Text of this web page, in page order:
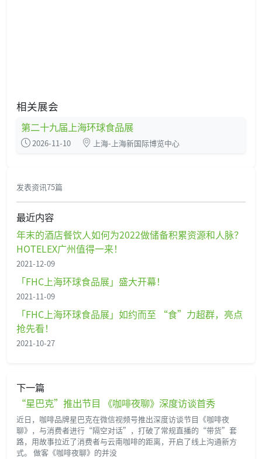
相关展会
第二十九届上海环球食品展
2026-11-10 上海-上海新国际博览中心
发表资讯75篇
最近内容
年末的酒店餐饮人如何为2022做储备积累资源和人脉？
HOTELEX广州值得一来！
2021-12-09
「FHC上海环球食品展」盛大开幕！
2021-11-09
「FHC上海环球食品展」如约而至 “食”力超群，亮点
抢先看！
2021-10-27
下一篇
“星巴克”推出节目 《咖啡夜聊》深度访谈首秀
近日，咖啡品牌星巴克在微信视频号推出深度访谈节目《咖啡夜
聊》，与消费者进行“隔空对话”，打破了常规直播的“带货”套
路，用故事拉近了消费者与云南咖啡的距离，开启了线上沟通新方
式。 做客《咖啡夜聊》的并没